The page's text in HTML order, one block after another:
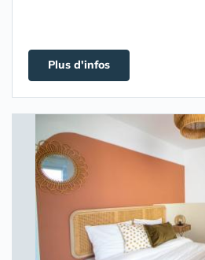
Plus d'infos